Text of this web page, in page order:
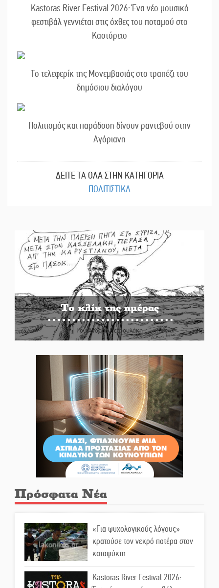
Kastoras River Festival 2026: Ένα νέο μουσικό
φεστιβάλ γεννιέται στις όχθες του ποταμού στο
Καστόρειο
Το τελεφερίκ της Μονεμβασιάς στο τραπέζι του
δημόσιου διαλόγου
Πολιτισμός και παράδοση δίνουν ραντεβού στην
Αγόριανη
ΔΕΙΤΕ ΤΑ ΟΛΑ ΣΤΗΝ ΚΑΤΗΓΟΡΙΑ
ΠΟΛΙΤΙΣΤΙΚΑ
Το κλίκ της ημέρας
Του Ανδρέα Πετρουλάκη
Πρόσφατα Νέα
«Για ψυχολογικούς λόγους»
κρατούσε τον νεκρό πατέρα στον
καταψύκτη
Kastoras River Festival 2026: